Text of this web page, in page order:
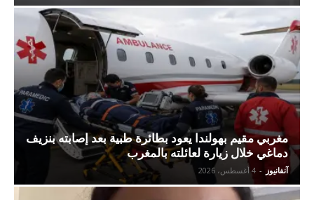
مغربي مقيم بهولندا يعود بطائرة طبية بعد إصابته بنزيف
دماغي خلال زيارة لعائلته بالمغرب
آنفانيوز - 4 أغسطس، 2026